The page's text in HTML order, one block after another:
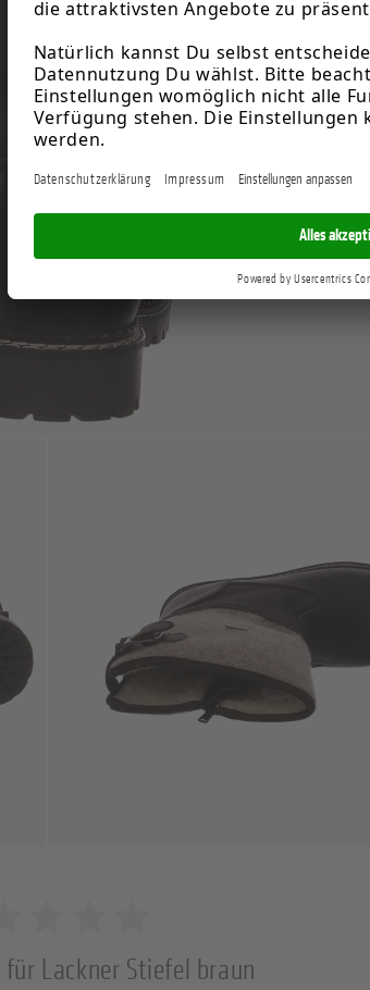
für Lackner Stiefel braun